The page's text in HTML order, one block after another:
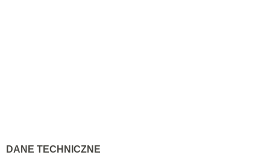
DANE TECHNICZNE